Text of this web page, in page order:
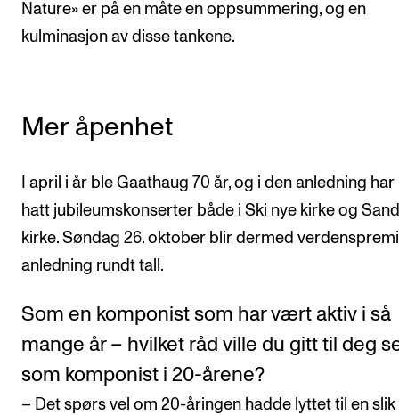
Nature» er på en måte en oppsummering, og en
kulminasjon av disse tankene.
Mer åpenhet
I april i år ble Gaathaug 70 år, og i den anledning har
hatt jubileumskonserter både i Ski nye kirke og
kirke. Søndag 26. oktober blir dermed
anledning rundt tall.
Som en komponist som har vært aktiv i så
mange år – hvilket råd ville du gitt til deg
som komponist i 20-årene?
– Det spørs vel om 20-åringen hadde lyttet til en slik